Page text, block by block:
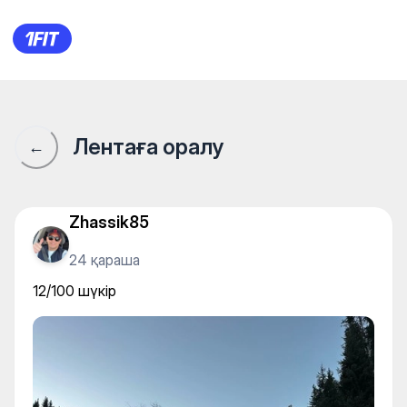
12/100 шүкір
← Лентаға оралу
Zhassik85
24 қараша
12/100 шүкір